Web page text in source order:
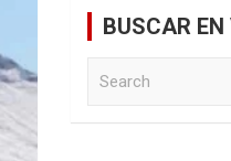
BUSCAR